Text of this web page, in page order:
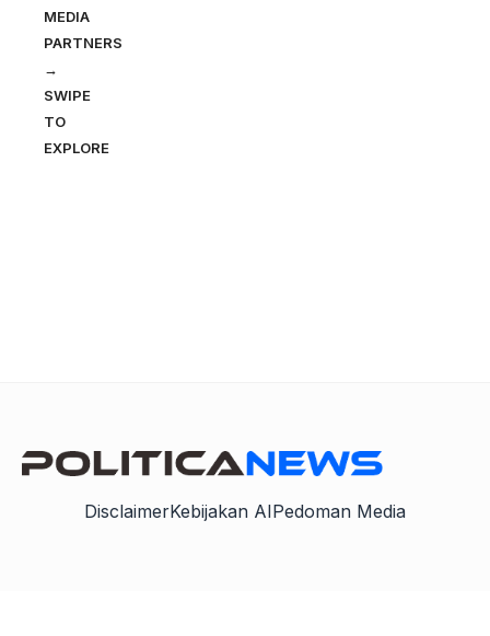
MEDIA
PARTNERS
→
SWIPE
TO
EXPLORE
DisclaimerKebijakan AIPedoman Media